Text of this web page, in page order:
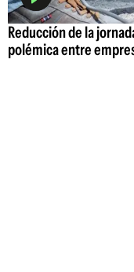
Reducción de la
polémica entre